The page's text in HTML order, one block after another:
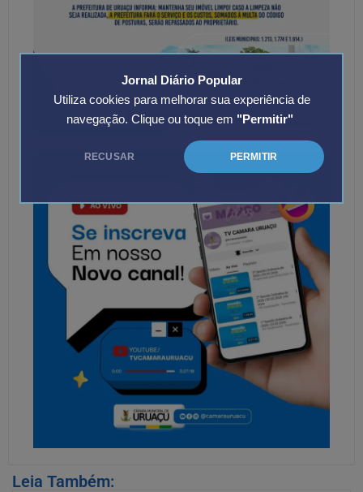
Jornal Diário Popular
Utiliza cookies para melhorar sua experiência de
navegação. Clique ou toque em "Permitir"
RECUSAR PERMITIR
Leia Também: